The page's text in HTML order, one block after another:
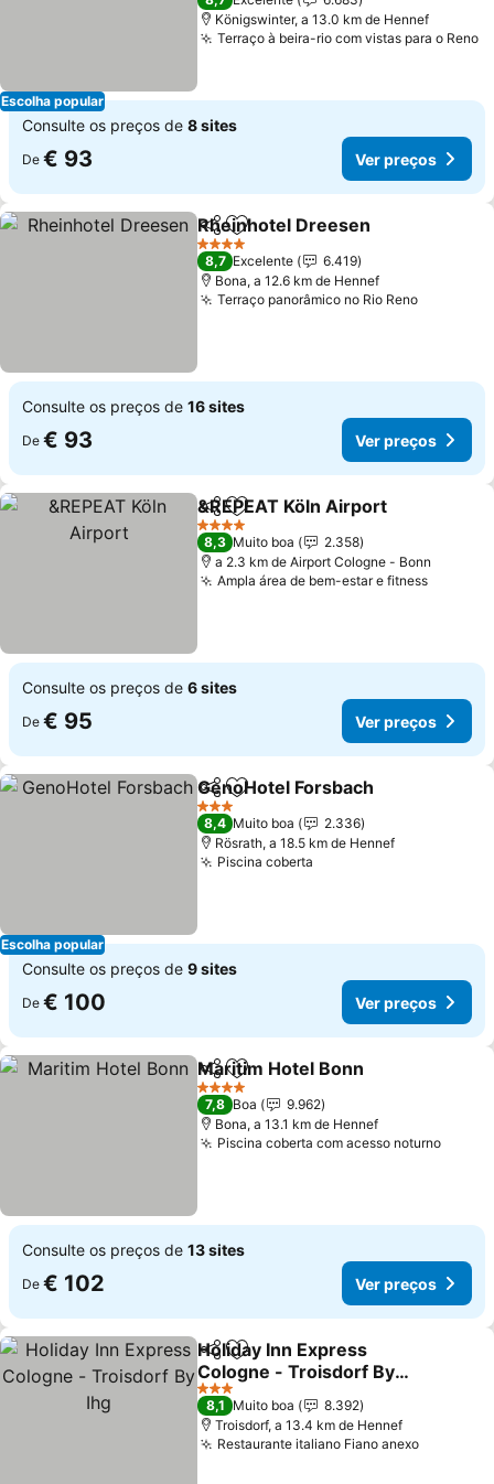
Escolha popular
Königswinter, a 13.0 km de Hennef
Terraço à beira-rio com vistas para o Reno
Consulte os preços de 8 sites
De € 93 Ver preços
PartilharAdicionar aos favoritos
Rheinhotel Dreesen
4 Estrelas
8,7 Excelente
6.419
Bona, a 12.6 km de Hennef
Terraço panorâmico no Rio RenoVer
Consulte os preços de 16 sites
De € 93 Ver preços
PartilharAdicionar aos favoritos
&REPEAT Köln Airport
4 Estrelas
8,3 Muito boa
2.358
a 2.3 km de Airport Cologne - Bonn
Ampla área de bem-estar e fitnessVer
Consulte os preços de 6 sites
De € 95 Ver preços
Escolha popular
PartilharAdicionar aos favoritos
GenoHotel Forsbach
3 Estrelas
8,4 Muito boa
2.336
Rösrath, a 18.5 km de Hennef
Piscina coberta
Consulte os preços de 9 sites
De € 100 Ver preços
PartilharAdicionar aos favoritos
Maritim Hotel Bonn
4 Estrelas
7,8 Boa
9.962
Bona, a 13.1 km de Hennef
Piscina coberta com acesso noturnoVer
Consulte os preços de 13 sites
De € 102 Ver preços
PartilharAdicionar aos favoritos
Holiday Inn Express
Cologne - Troisdorf By
Ihg
Ver preços
3 Estrelas
8,1 Muito boa
8.392
Troisdorf, a 13.4 km de Hennef
Restaurante italiano Fiano anexoVer